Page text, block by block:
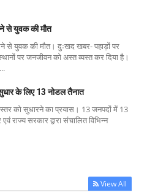
से युवक की मौत
से युवक की मौत। दुःखद खबर- पहाड़ों पर
पर जनजीवन को अस्त व्यस्त कर दिया है।
के लिए 13 नोडल तैनात
स्तर को सुधारने का प्रयास। 13 जनपदों में 13
राज्य सरकार द्वारा संचालित विभिन्न
View All